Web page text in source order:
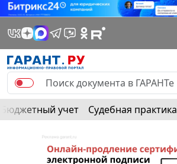
Бюджетный учет Судебная практика